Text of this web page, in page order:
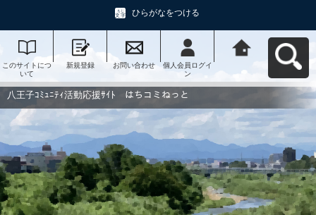
ひらがなをつける
このサイトにつ
いて
新規登録 お問い合わせ
個人会員ログイ
ン
動応援ｻｲﾄ はち
コミねっとへ戻
八王子ｺﾐｭﾆﾃｨ活動応援ｻｲﾄ はちコミねっと